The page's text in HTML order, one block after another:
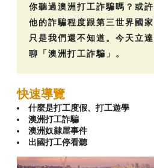
你聽過澳洲打工詐騙嗎？或
他的詐騙程度跟第三世界國
只是我們還不知道。今天立
聊「澳洲打工詐騙」。
快速導覽
什麼是打工度假、打工遊學
澳洲打工詐騙
澳洲奴隸屋事件
出國打工停看聽